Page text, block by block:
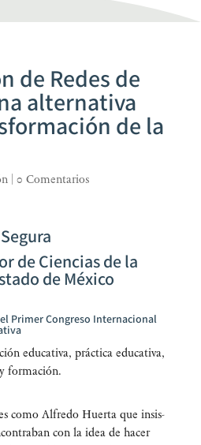
de Redes de
alternativa
de la
| 0 Comentarios
de Ciencias de la
de México
Primer Congreso Internacional
edu­ca­ti­va, prác­ti­ca edu­ca­ti­va,
formación.
como Alfre­do Huer­ta que insis­
con la idea de hacer